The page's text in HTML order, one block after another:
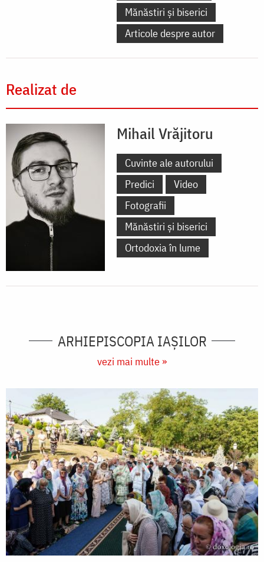
Mănăstiri și biserici
Articole despre autor
Realizat de
Mihail Vrăjitoru
Cuvinte ale autorului
Predici
Video
Fotografii
Mănăstiri și biserici
Ortodoxia în lume
ARHIEPISCOPIA IAŞILOR
vezi mai multe »